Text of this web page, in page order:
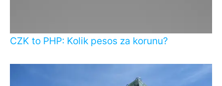
CZK to PHP: Kolik pesos za korunu?